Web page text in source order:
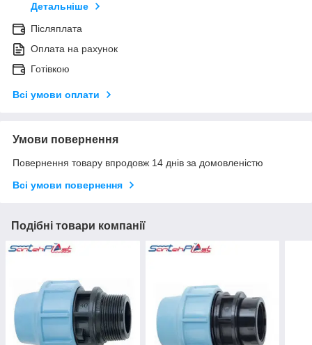
Детальніше
Післяплата
Оплата на рахунок
Готівкою
Всі умови оплати
Умови повернення
Повернення товару впродовж 14 днів за домовленістю
Всі умови повернення
Подібні товари компанії